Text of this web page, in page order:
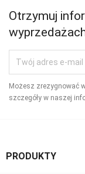
Otrzymuj
Możesz zrezygnować
szczegóły w naszej
PRODUKTY